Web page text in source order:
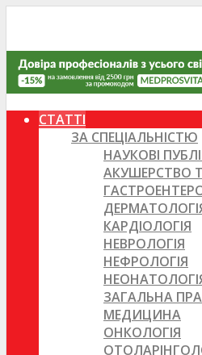
СТАТТІ
ЗА СПЕЦІАЛЬНІСТЮ
НАУКОВІ
АКУШЕРСТВО
КАРДІОЛОГІЯ
НЕВРОЛОГІЯ
НЕФРОЛОГІЯ
ЗАГАЛЬНА
МЕДИЦИНА
ОНКОЛОГІЯ